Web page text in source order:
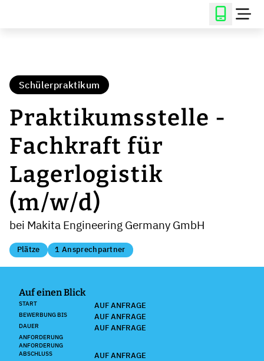
Schülerpraktikum
Praktikumsstelle -
Fachkraft für
Lagerlogistik
(m/w/d)
bei Makita Engineering Germany GmbH
Plätze 1 Ansprechpartner
Auf einen Blick
START AUF ANFRAGE
BEWERBUNG BIS AUF ANFRAGE
DAUER AUF ANFRAGE
ANFORDERUNG
ANFORDERUNG
ABSCHLUSS
AUF ANFRAGE